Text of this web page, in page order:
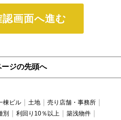
認画面へ進む
ジの先頭へ
棟ビル 土地
売り店舗・事務所
別 利回り10％以上
築浅物件